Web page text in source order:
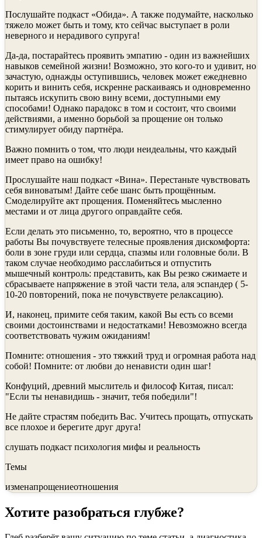
Послушайте подкаст «Обида». А также подумайте, насколько
тяжело может быть и тому, кто сейчас выступает в роли
неверного и нерадивого супруга!
Да-да, постарайтесь проявить эмпатию - один из важнейших
навыков семейной жизни! Возможно, это кого-то и удивит, но
зачастую, однажды оступившись, человек может ежедневно
корить и винить себя, искренне раскаиваясь и одновременно
пытаясь искупить свою вину всеми, доступными ему
способами! Однако парадокс в том и состоит, что своими
действиями, а именно борьбой за прощение он только
стимулирует обиду партнёра.
Важно помнить о том, что люди неидеальны, что каждый
имеет право на ошибку!
Прослушайте наш подкаст «Вина». Перестаньте чувствовать
себя виноватым! Дайте себе шанс быть прощённым.
Смоделируйте акт прощения. Поменяйтесь мысленно
местами и от лица другого оправдайте себя.
Если делать это письменно, то, вероятно, что в процессе
работы Вы почувствуете телесные проявления дискомфорта:
боли в зоне груди или сердца, спазмы или головные боли. В
таком случае необходимо расслабиться и отпустить
мышечный контроль: представить, как Вы резко сжимаете и
сбрасываете напряжение в этой части тела, аля эспандер ( 5-
10-20 повторений, пока не почувствуете релаксацию).
И, наконец, примите себя таким, какой Вы есть со всеми
своими достоинствами и недостатками! Невозможно всегда
соответствовать чужим ожиданиям!
Помните: отношения - это тяжкий труд и огромная работа над
собой! Помните: от любви до ненависти один шаг!
Конфуций, древний мыслитель и философ Китая, писал:
"Если ты ненавидишь - значит, тебя победили"!
Не дайте страстям победить Вас. Учитесь прощать, отпускать
все плохое и берегите друг друга!
слушать подкаст психология мифы и реальность
Темы
изменапрощениеотношения
Хотите разобраться глубже?